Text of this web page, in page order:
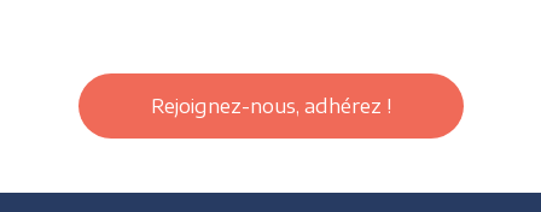
Rejoignez-nous, adhérez !